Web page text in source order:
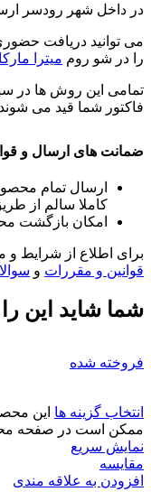
در داخل شهر رودسر
می توانید دریافت
را در شو روم میترا مارکا
تمامی این روش ها در
فاکتور شما قید می
ضمانت های ارسال و
ارسال تمام
کاملا سالم از
امکان بازگشت
برای اطلاع از شرایط
قوانین و مقررات و
شما شاید این
فروخته شده
انتخاب گزینه ها این
ممکن است در صفحه
نمایش سریع
مقايسه
افزودن به علاقه مندی